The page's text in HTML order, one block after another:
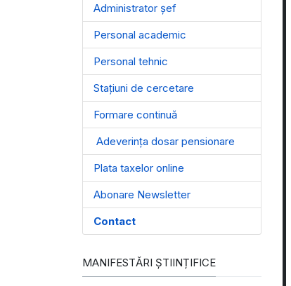
Administrator șef
Personal academic
Personal tehnic
Stațiuni de cercetare
Formare continuă
Adeverința dosar pensionare
Plata taxelor online
Abonare Newsletter
Contact
MANIFESTĂRI ȘTIINȚIFICE